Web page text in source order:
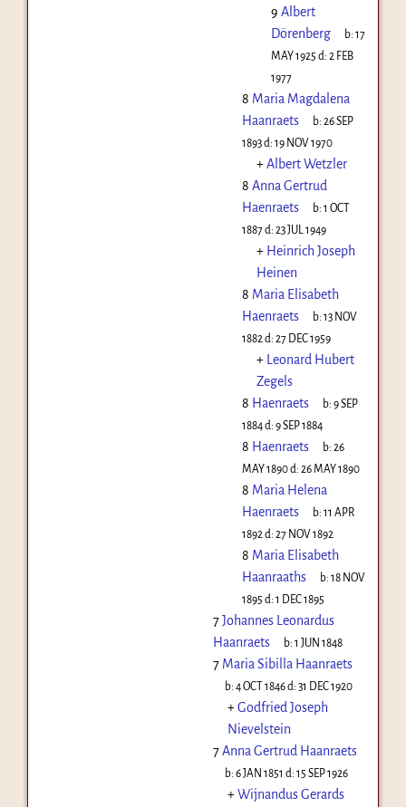
9 Albert
Dörenberg
b:17
MAY 1925 d: 2 FEB
1977
8 Maria Magdalena
Haanraets
b:26 SEP
1893d: 19 NOV 1970
+Albert Wetzler
8 Anna Gertrud
Haenraets
b:1 OCT
1887d: 23 JUL 1949
+ Heinrich Joseph
Heinen
8 Maria Elisabeth
Haenraets
b:13 NOV
1882 d: 27 DEC 1959
+ Leonard Hubert
Zegels
8 Haenraets b:9 SEP
1884d: 9 SEP 1884
8 Haenraets b:26
MAY 1890d: 26 MAY 1890
8 Maria Helena
Haenraets
b:11 APR
1892 d: 27 NOV 1892
8 Maria Elisabeth
Haanraaths
b:18 NOV
1895 d: 1 DEC 1895
7Johannes Leonardus
Haanraets
b:1 JUN 1848
7 Maria Sibilla Haanraets
b:4 OCT 1846d:31 DEC 1920
+Godfried Joseph
Nievelstein
7Anna Gertrud Haanraets
b:6 JAN 1851 d:15 SEP 1926
+Wijnandus Gerards